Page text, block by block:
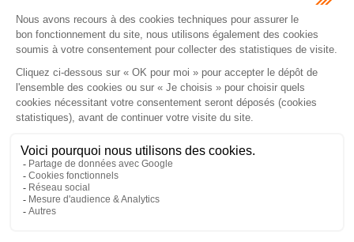
2 bis Avenue de l'Europe
33350 ST MAGNE-DE-CASTILLON
Tél :05 57 55 87 30 - Fax : 05 57 51 73 64
Email :gaucher-piola@gaucher-piola-avocat.fr
NOUS CONTACTER
NOUS LOCALISER